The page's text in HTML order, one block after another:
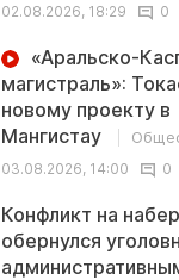
02.08.2026, 18:29
0
«Аральско-
магистраль»:
новому проекту в
Мангистау
03.08.2026, 14:00
0
Конфликт на
обернулся